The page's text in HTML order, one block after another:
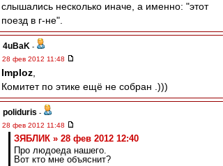
слышались несколько иначе, а именно: "этот
поезд в г-не".
4uBaK -
28 фев 2012 11:48
Imploz
Комитет по этике ещё не собран .)))
poliduris -
28 фев 2012 11:48
ЗЯБЛИК » 28 фев 2012 12:40
Про людоеда нашего.
Вот кто мне объяснит?